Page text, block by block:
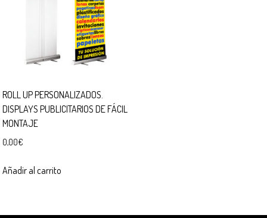
ROLL UP PERSONALIZADOS.
DISPLAYS PUBLICITARIOS DE FÁCIL
MONTAJE
0,00€
Añadir al carrito